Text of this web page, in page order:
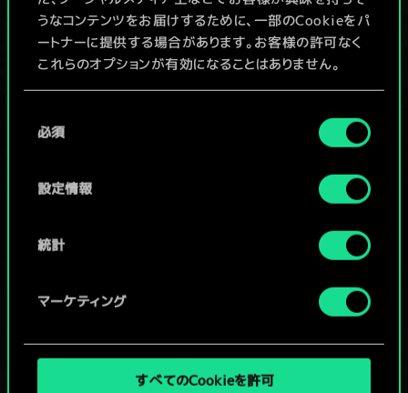
うなコンテンツをお届けするために、一部のCookieをパ
ートナーに提供する場合があります。お客様の許可なく
これらのオプションが有効になることはありません。
詳細は、下記の「設定」メニューでご確認ください。
必須
設定情報
統計
マーケティング
すべてのCookieを許可
/